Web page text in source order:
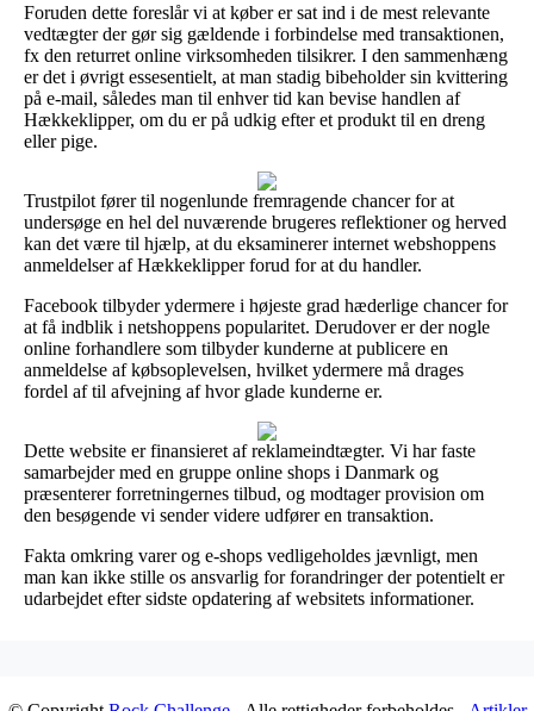
Foruden dette foreslår vi at køber er sat ind i de mest relevante
vedtægter der gør sig gældende i forbindelse med transaktionen,
fx den returret online virksomheden tilsikrer. I den sammenhæng
er det i øvrigt essesentielt, at man stadig bibeholder sin kvittering
på e-mail, således man til enhver tid kan bevise handlen af
Hækkeklipper, om du er på udkig efter et produkt til en dreng
eller pige.
Trustpilot fører til nogenlunde fremragende chancer for at
undersøge en hel del nuværende brugeres reflektioner og herved
kan det være til hjælp, at du eksaminerer internet webshoppens
anmeldelser af Hækkeklipper forud for at du handler.
Facebook tilbyder ydermere i højeste grad hæderlige chancer for
at få indblik i netshoppens popularitet. Derudover er der nogle
online forhandlere som tilbyder kunderne at publicere en
anmeldelse af købsoplevelsen, hvilket ydermere må drages
fordel af til afvejning af hvor glade kunderne er.
Dette website er finansieret af reklameindtægter. Vi har faste
samarbejder med en gruppe online shops i Danmark og
præsenterer forretningernes tilbud, og modtager provision om
den besøgende vi sender videre udfører en transaktion.
Fakta omkring varer og e-shops vedligeholdes jævnligt, men
man kan ikke stille os ansvarlig for forandringer der potentielt er
udarbejdet efter sidste opdatering af websitets informationer.